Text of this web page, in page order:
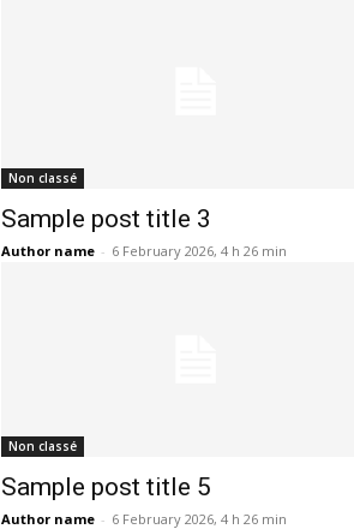
Non classé
Sample post title 3
Author name - 6 February 2026, 4 h 26 min
Non classé
Sample post title 5
Author name - 6 February 2026, 4 h 26 min